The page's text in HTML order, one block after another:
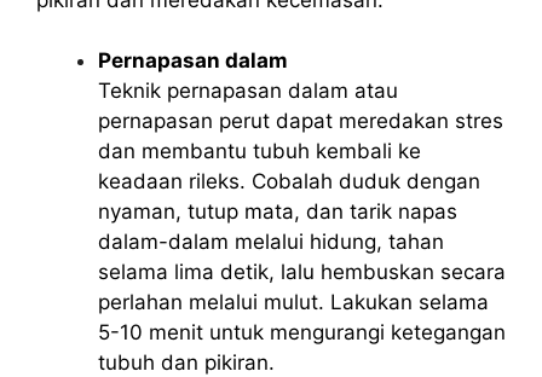
Pernapasan dalam
Teknik pernapasan dalam atau
pernapasan perut dapat meredakan stres
dan membantu tubuh kembali ke
keadaan rileks. Cobalah duduk dengan
nyaman, tutup mata, dan tarik napas
dalam-dalam melalui hidung, tahan
selama lima detik, lalu hembuskan secara
perlahan melalui mulut. Lakukan selama
5-10 menit untuk mengurangi ketegangan
tubuh dan pikiran.